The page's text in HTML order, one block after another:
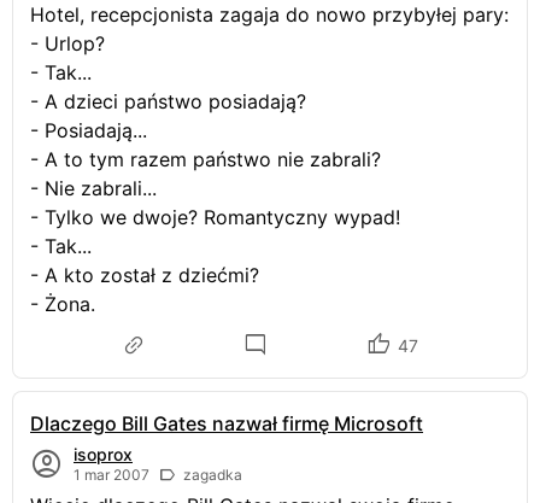
Hotel, recepcjonista zagaja do nowo przybyłej pary:
- Urlop?
- Tak...
- A dzieci państwo posiadają?
- Posiadają...
- A to tym razem państwo nie zabrali?
- Nie zabrali...
- Tylko we dwoje? Romantyczny wypad!
- Tak...
- A kto został z dziećmi?
- Żona.
47
Dlaczego Bill Gates nazwał firmę Microsoft
isoprox
1 mar 2007 zagadka